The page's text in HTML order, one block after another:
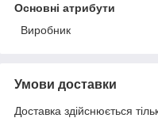
Основні атрибути
Виробник
Умови доставки
Доставка здійснюється